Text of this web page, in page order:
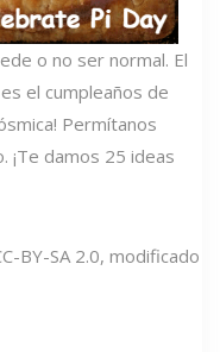
o no ser normal. El
el cumpleaños de
Permítanos
¡Te damos 25 ideas
BY-SA 2.0, modificado